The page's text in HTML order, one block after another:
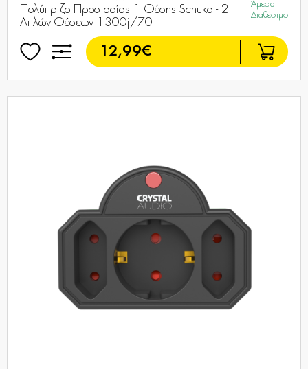
Πολύπριζο Προστασίας 1 Θέσης Schuko - 2
Απλών Θέσεων 1300j/70
Άμεσα
Διαθέσιμο
12,99€